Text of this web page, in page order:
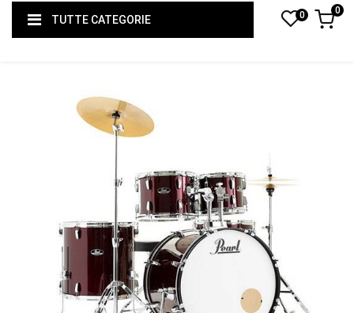
TUTTE CATEGORIE 0 0